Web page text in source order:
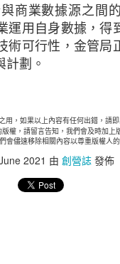
商業數據源之間
運用自身數據，得
術可行性，金管局
劃。
用，如果以上內容有任何出錯，請即
權，請留言告知，我們會及時加上
會儘速移除相關內容以尊重版權人
2021 由 創營誌發佈
委託於2022年10
參考之用，如果以
於15th February